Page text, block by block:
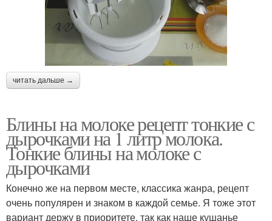
читать дальше →
Блины на молоке рецепт тонкие с
дырочками на 1 литр молока.
Тонкие блины на молоке с
дырочками
Конечно же на первом месте, классика жанра, рецепт
очень популярен и знаком в каждой семье. Я тоже этот
вариант держу в приоритете, так как наше кушанье